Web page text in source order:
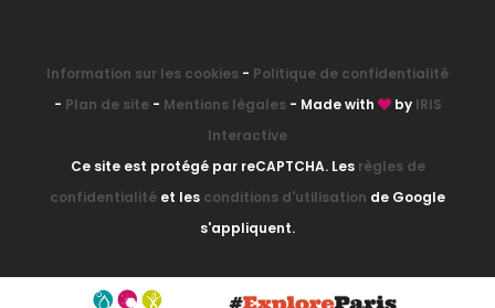
Information sur les cookies - Politique de confidentialité
- Plan de site- Mentions légales- Made with by IRIS
Interactive
Ce site est protégé par reCAPTCHA. Les règles de
confidentialité et les conditions d'utilisation de Google
s'appliquent.